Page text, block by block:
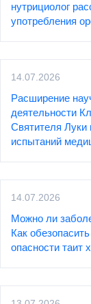
нутрициолог
употребления
14.07.2026
Расширение
деятельности
Святителя Луки
испытаний
14.07.2026
Можно ли
Как
опасности таит